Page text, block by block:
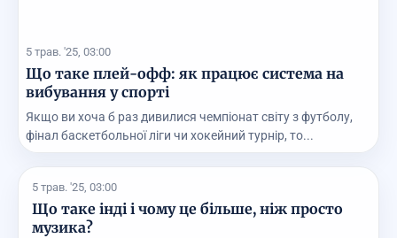
5 трав. '25, 03:00
Що таке плей-офф: як працює система на
вибування у спорті
Якщо ви хоча б раз дивилися чемпіонат світу з футболу,
фінал баскетбольної ліги чи хокейний турнір, то...
5 трав. '25, 03:00
Що таке інді і чому це більше, ніж просто
музика?